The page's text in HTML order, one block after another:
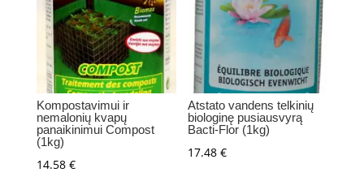
Kompostavimui ir
nemalonių kvapų
panaikinimui Compost
(1kg)
14.58 €
Atstato vandens telkinių
biologinę pusiausvyrą
Bacti-Flor (1kg)
17.48€